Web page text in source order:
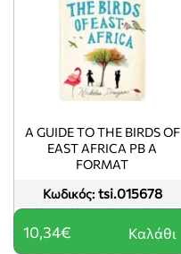
Κωδικός: tsi.015678
A GUIDE TO THE BIRDS OF
EAST AFRICA PB A
FORMAT
10,34€ Καλάθι